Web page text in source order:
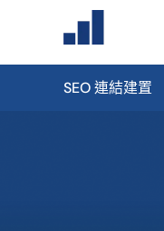
SEO 連結建置